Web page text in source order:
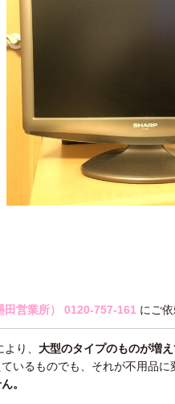
営業所） 0120-757-161 にご
り、 大型のタイプのものが増
いるものでも、それが不用品に
。